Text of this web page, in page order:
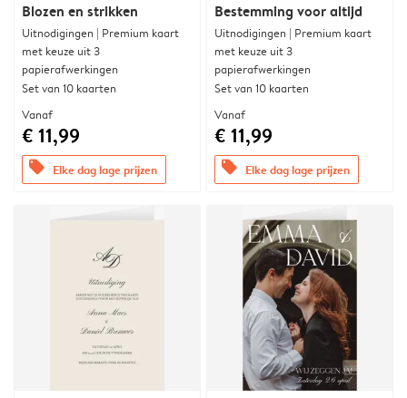
Blozen en strikken
Uitnodigingen | Premium kaart
met keuze uit 3
papierafwerkingen
Set van 10 kaarten
Vanaf
€ 11,99
offers Elke dag lage prijzen
Bestemming voor altijd
Uitnodigingen | Premium kaart
met keuze uit 3
papierafwerkingen
Set van 10 kaarten
Vanaf
€ 11,99
offers Elke dag lage prijzen